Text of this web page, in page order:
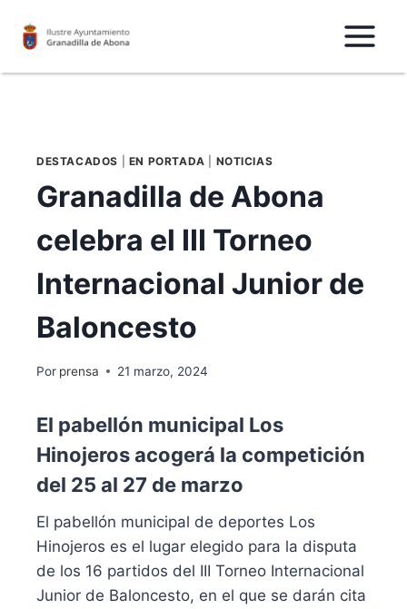
DESTACADOS EN PORTADA NOTICIAS
Granadilla de Abona
celebra el III Torneo
Internacional Junior de
Baloncesto
Por prensa 21 marzo, 2024
El pabellón municipal Los
Hinojeros acogerá la competición
del 25 al 27 de marzo
El pabellón municipal de deportes Los
Hinojeros es el lugar elegido para la disputa
de los 16 partidos del III Torneo Internacional
Junior de Baloncesto, en el que se darán cita